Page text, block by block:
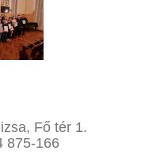
Fő tér 1.
875-166